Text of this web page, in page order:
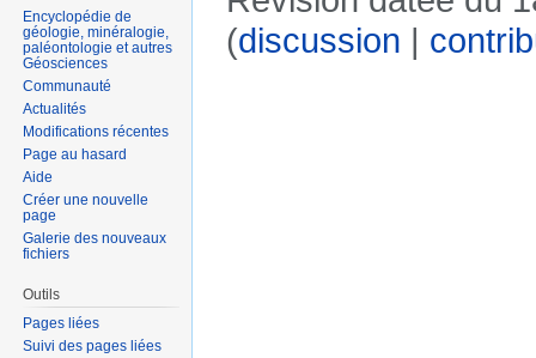
(discussion |
Encyclopédie de
géologie, minéralogie,
paléontologie et autres
Géosciences
Communauté
Actualités
Modifications récentes
Page au hasard
Aide
Créer une nouvelle
page
Galerie des nouveaux
fichiers
Outils
Pages liées
Suivi des pages liées